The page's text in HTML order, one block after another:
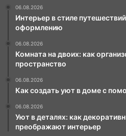
06.08.2026
Интерьер в стиле
оформлению
06.08.2026
Комната на двоих: как
пространство
06.08.2026
Как создать уют в доме с
06.08.2026
Уют в деталях: как
преображают интерьер